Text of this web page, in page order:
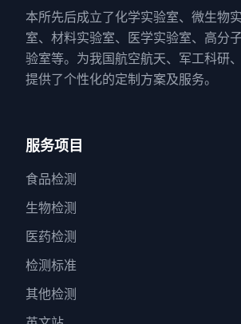
本所先后成立了化学实验室、微生物
室、材料实验室、医学实验室、高分
验室等。为我国航空航天、军工科研
提供了个性化的定制方案及服务。
服务项目
食品检测
生物检测
医药检测
检测标准
其他检测